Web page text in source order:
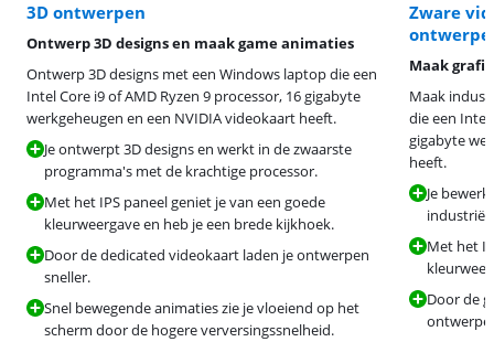
3D ontwerpen
Ontwerp 3D designs en maak game animaties
Ontwerp 3D designs met een Windows laptop die een
Intel Core i9 of AMD Ryzen 9 processor, 16 gigabyte
werkgeheugen en een NVIDIA videokaart heeft.
Je ontwerpt 3D designs en werkt in de zwaarste
programma's met de krachtige processor.
Met het IPS paneel geniet je van een goede
kleurweergave en heb je een brede kijkhoek.
Door de dedicated videokaart laden je ontwerpen
sneller.
Snel bewegende animaties zie je vloeiend op het
scherm door de hogere verversingssnelheid.
Zware
Maak
Maak
die een Intel
gigabyte
heeft.
Je
Met het
Door de